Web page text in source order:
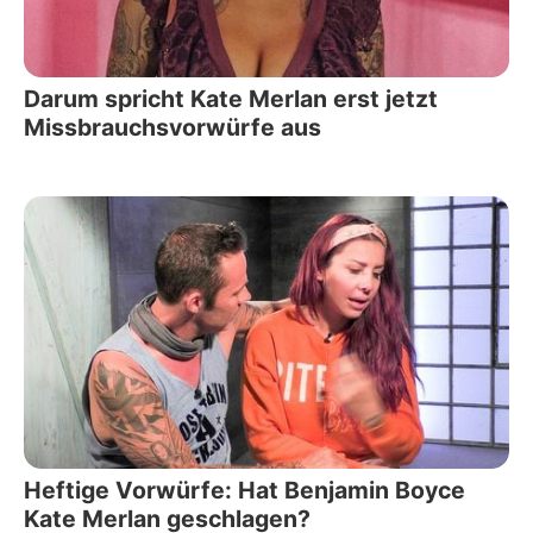
Darum spricht Kate Merlan erst jetzt
Missbrauchsvorwürfe aus
Heftige Vorwürfe: Hat Benjamin Boyce
Kate Merlan geschlagen?